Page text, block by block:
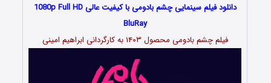
دانلود فیلم سینمایی چشم بادومی با کیفیت عالی 1080p Full HD
BluRay
فیلم چشم بادومی محصول ۱۴۰۳ به کارگردانی ابراهیم امینی